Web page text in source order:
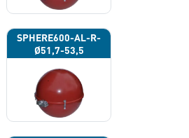
SPHERE600-AL-R-
Ø51,7-53,5